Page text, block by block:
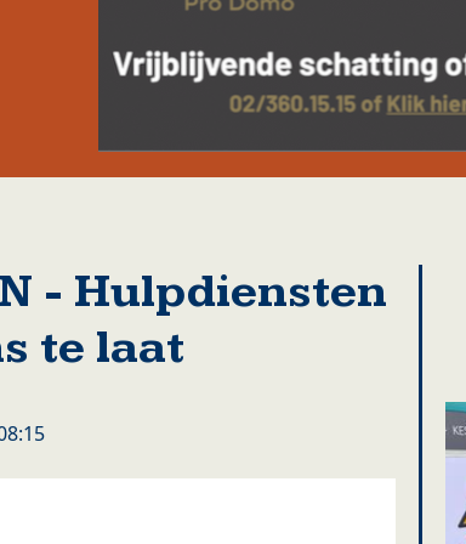
- Hulpdiensten
te laat